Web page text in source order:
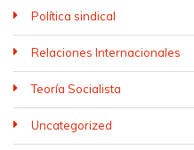
Política sindical
Relaciones Internacionales
Teoría Socialista
Uncategorized